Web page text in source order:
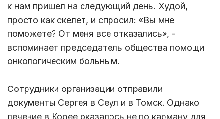
к нам пришел на следующий день. Худой,
просто как скелет, и спросил: «Вы мне
поможете? От меня все отказались», -
вспоминает председатель общества помощи
онкологическим больным.
Сотрудники организации отправили
документы Сергея в Сеул и в Томск. Однако
лечение в Корее оказалось не по карману для